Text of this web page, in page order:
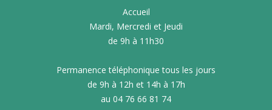
Accueil
Mardi, Mercredi et Jeudi
de 9h à 11h30
Permanence téléphonique tous les jours
de 9h à 12h et 14h à 17h
au 04 76 66 81 74